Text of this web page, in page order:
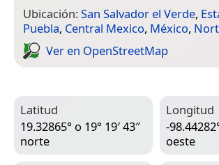
Ubicación:San Salvador el Verde,
Puebla, Central Mexico, México,
Ver en Open­Street­Map
Latitud
19.32865° o 19° 19′ 43″
norte
Longitud
-
oeste